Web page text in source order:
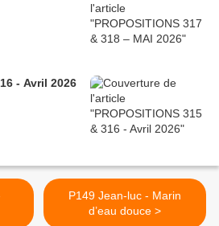
- Avril 2026
P149 Jean-luc - Marin
d’eau douce >